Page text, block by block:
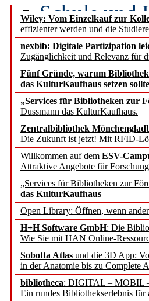
Wiley: Vom Einzelkauf zur
effizienter werden und die
nexbib: Digitale Partizipation
Zugänglichkeit und Relevanz für
Fünf Gründe, warum
das KulturKaufhaus setzen
„Services für Bibliotheken zur
Dussmann das KulturKaufhaus.
Zentralbibliothek
Die Zukunft ist jetzt! Mit RFID-
Willkommen auf dem ESV-
Attraktive Angebote für
„Services für Bibliotheken zur
das KulturKaufhaus
Open Library: Öffnen, wenn
H+H Software GmbH: Die
Wie Sie mit HAN Online-
Sobotta Atlas und die 3D App:
in der Anatomie bis zu Complete
bibliotheca: DIGITAL – MOBIL
Ein rundes Bibliothekserlebnis für
Schule und
Segment
angepasst
konstruktiv!
Mohr
und die
Francke
EBSCO